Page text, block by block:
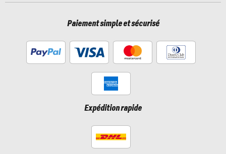
Paiement simple et sécurisé
Expédition rapide